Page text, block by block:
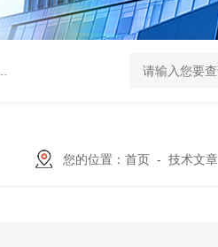
JTD-800G地下管线探测仪
您的位置： 首页 - 技术文章